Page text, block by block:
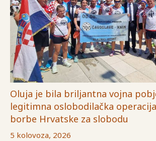
Oluja je bila briljantna vojna
legitimna oslobodilačka
borbe Hrvatske za slobodu
5 kolovoza, 2026